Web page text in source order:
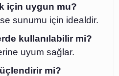
için uygun mu?
sunumu için idealdir.
kullanılabilir mi?
uyum sağlar.
mi?